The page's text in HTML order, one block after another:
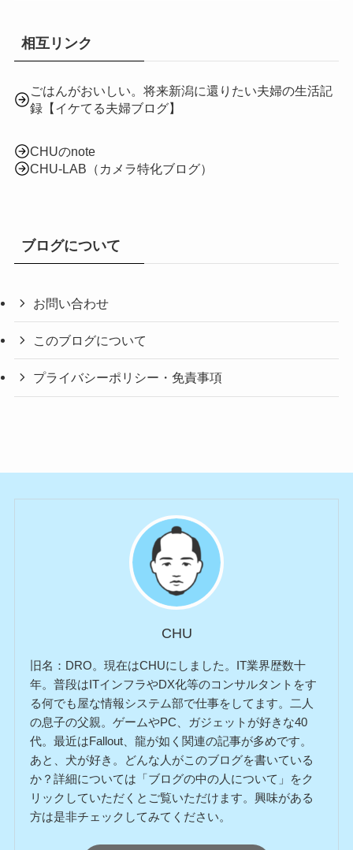
相互リンク
ごはんがおいしい。将来新潟に還りたい夫婦の生活記
録【イケてる夫婦ブログ】
CHUのnote
CHU-LAB（カメラ特化ブログ）
ブログについて
お問い合わせ
このブログについて
プライバシーポリシー・免責事項
CHU
旧名：DRO。現在はCHUにしました。IT業界歴数十
年。普段はITインフラやDX化等のコンサルタントをす
る何でも屋な情報システム部で仕事をしてます。二人
の息子の父親。ゲームやPC、ガジェットが好きな40
代。最近はFallout、龍が如く関連の記事が多めです。
あと、犬が好き。どんな人がこのブログを書いている
か？詳細については「ブログの中の人について」をク
リックしていただくとご覧いただけます。興味がある
方は是非チェックしてみてください。